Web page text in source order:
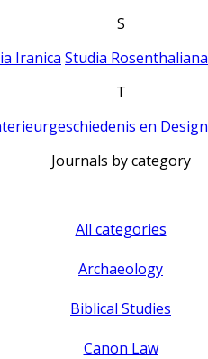
S
Iranica Studia Rosenthaliana
T
en Design
Journals by category
All categories
Archaeology
Biblical Studies
Canon Law